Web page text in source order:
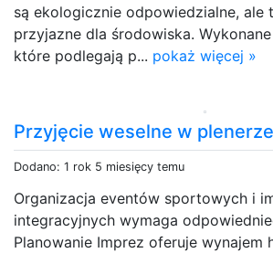
są ekologicznie odpowiedzialne, ale
przyjazne dla środowiska. Wykonane
które podlegają p... pokaż więcej »
Przyjęcie weselne w plenerze
Dodano: 1 rok 5 miesięcy temu
Organizacja eventów sportowych i
integracyjnych wymaga
Planowanie Imprez oferuje wynajem